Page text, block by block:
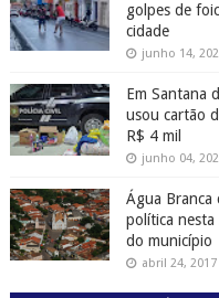
golpes de
cidade
junho 14,
Em Santana
usou cartão
R$ 4 mil
junho 04,
Água Branca
política
do município
abril 24, 2017